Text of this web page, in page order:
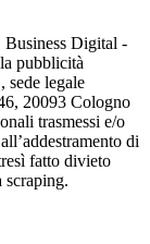
Digital -
pubblicità
legale
20093 Cologno
trasmessi e/o
di
fatto divieto
scraping.